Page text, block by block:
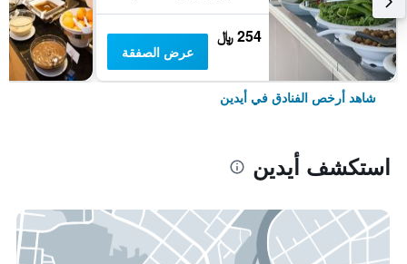
254 ﷼
عرض الصفقة
شاهد أرخص الفنادق في أيدين
استكشف أيدين